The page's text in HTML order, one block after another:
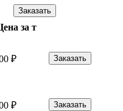
Заказать
за т
₽ Заказать
₽ Заказать